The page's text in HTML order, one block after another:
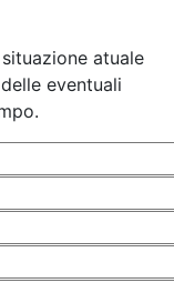
atuale
eventuali